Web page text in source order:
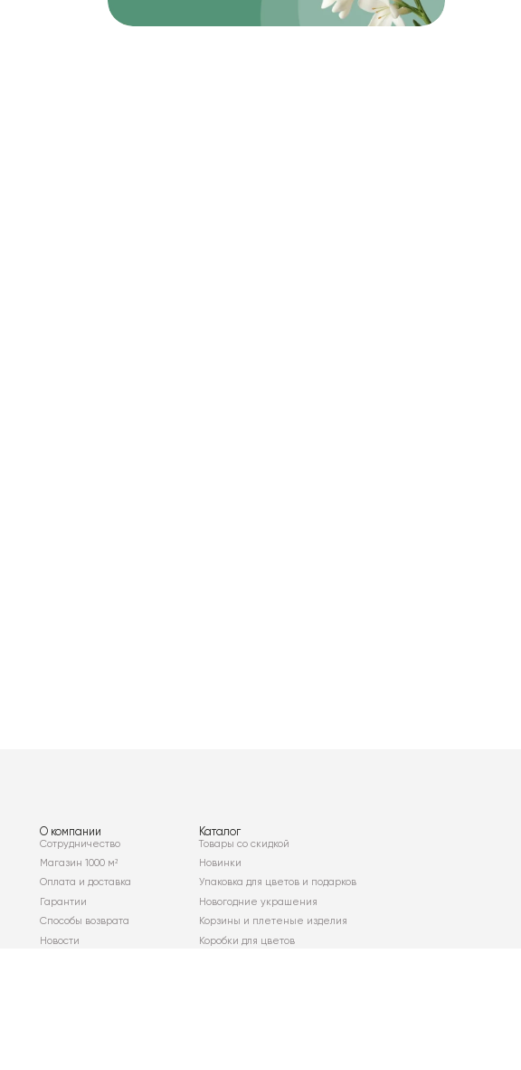
О компании
Сотрудничество
Магазин 1000 м²
Оплата и доставка
Гарантии
Способы возврата
Новости
Каталог
Товары со скидкой
Новинки
Упаковка для цветов и подарков
Новогодние украшения
Корзины и плетеные изделия
Коробки для цветов